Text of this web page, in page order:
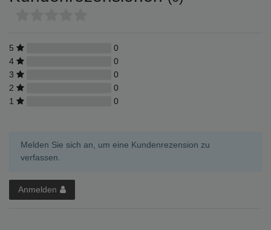
5
0
4
0
3
0
2
0
1
0
Melden Sie sich an, um eine Kundenrezension zu
verfassen.
Anmelden